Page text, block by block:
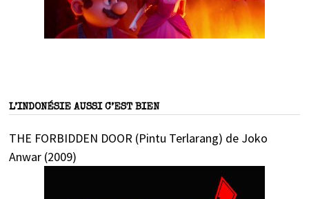
L’INDONÉSIE AUSSI C’EST BIEN
THE FORBIDDEN DOOR (Pintu Terlarang) de Joko
Anwar (2009)